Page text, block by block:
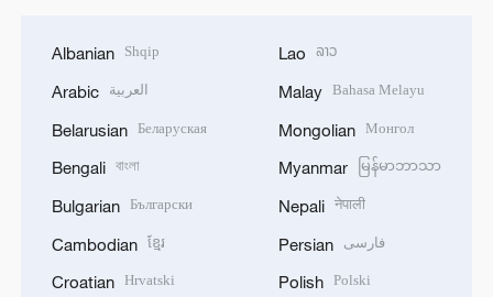
Albanian Shqip
Arabic العربية
Belarusian Беларуская
Bengali বাংলা
Bulgarian Български
Cambodian ខ្មែរ
Croatian Hrvatski
Lao ລາວ
Malay Bahasa Melayu
Mongolian Монгол
Myanmar မြန်မာဘာသာ
Nepali नेपाली
Persian فارسی
Polish Polski